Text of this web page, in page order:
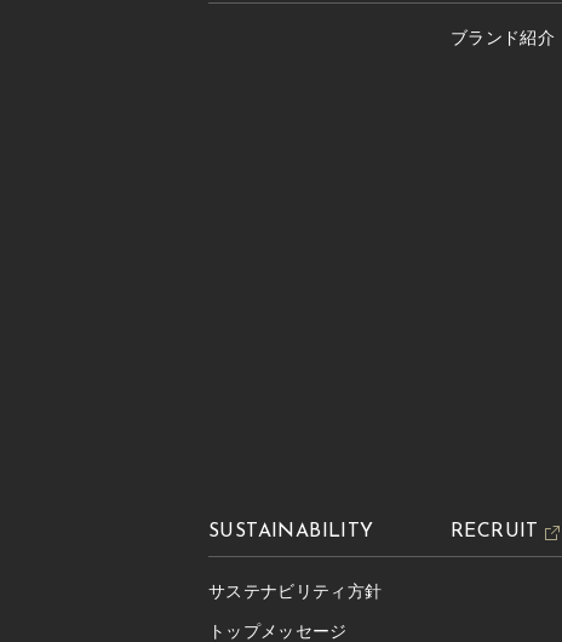
ブランド紹介
SUSTAINABILITY
サステナビリティ方針
トップメッセージ
RECRUIT